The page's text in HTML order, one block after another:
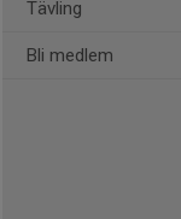
Tävling
Bli medlem